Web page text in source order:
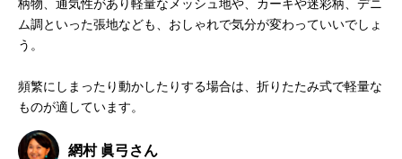
柄物、通気性があり軽量なメッシュ地や、カーキや迷彩柄、デニ
ム調といった張地なども、おしゃれで気分が変わっていいでしょ
う。
頻繁にしまったり動かしたりする場合は、折りたたみ式で軽量な
ものが適しています。
網村 眞弓さん